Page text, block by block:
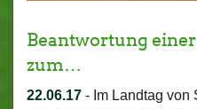
Beantwortung
zum…
22.06.17 - Im Landtag